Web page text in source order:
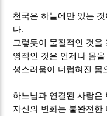
천국은 하늘에만 있는
다.
그렇듯이 물질적인 것을
영적인 것은 언제나 몸
성스러움이 더럽혀진 몸
하느님과 연결된 사람은
자신의 변화는 불완전한